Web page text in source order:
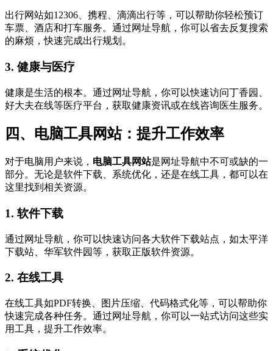
出行网站如12306、携程、滴滴出行等，可以帮助你轻松预订
车票、酒店和打车服务。通过网址导航，你可以省去反复搜索
的麻烦，快速完成出行规划。
3. 健康与医疗
健康是生活的根本。通过网址导航，你可以快速访问丁香园、
好大夫在线等医疗平台，获取健康资讯或在线咨询医生服务。
四、电脑工具网站：提升工作效率
对于电脑用户来说， 电脑工具网站是网址导航中不可或缺的一
部分。无论是软件下载、系统优化，还是在线工具，都可以在
这里找到相关资源。
1. 软件下载
通过网址导航，你可以快速访问各大软件下载站点，如太平洋
下载站、华军软件园等，获取正版软件资源。
2. 在线工具
在线工具如PDF转换、图片压缩、代码格式化等，可以帮助你
快速完成各种任务。通过网址导航，你可以一站式访问这些实
用工具，提升工作效率。